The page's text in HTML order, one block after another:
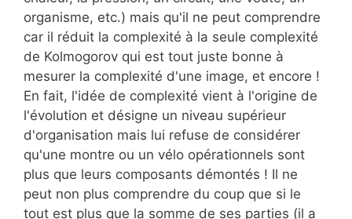
organisme, etc.) mais qu'il ne peut comprendre
car il réduit la complexité à la seule complexité
de Kolmogorov qui est tout juste bonne à
mesurer la complexité d'une image, et encore !
En fait, l'idée de complexité vient à l'origine de
l'évolution et désigne un niveau supérieur
d'organisation mais lui refuse de considérer
qu'une montre ou un vélo opérationnels sont
plus que leurs composants démontés ! Il ne
peut non plus comprendre du coup que si le
tout est plus que la somme de ses parties (il a